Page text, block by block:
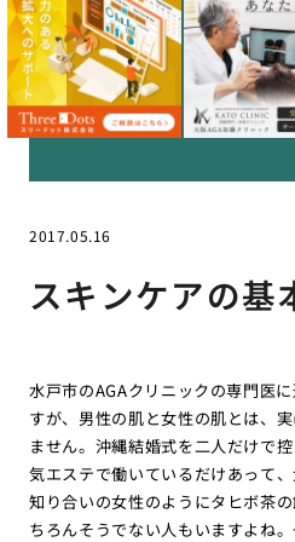
2017.05.16
スキンケアの基
水戸市のAGAクリニックの専門医
すが、男性の肌と女性の肌とは、
ません。沖縄結婚式を二人だけで
気エステで働いているだけあって
知り合いの女性のようにタヒボ茶
ちろんそうでない人もいますよね